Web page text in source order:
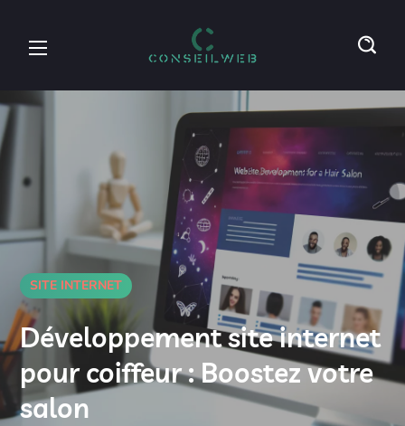
SITE INTERNET
Développement site internet
pour coiffeur : Boostez votre
salon